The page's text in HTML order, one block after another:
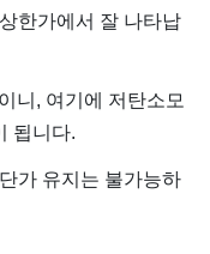
한가에서 잘 나타납
니, 여기에 저탄소모
됩니다.
가 유지는 불가능하